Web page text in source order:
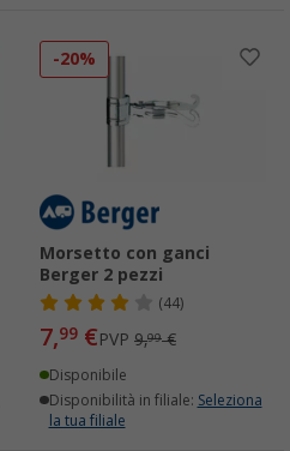
-20%
Morsetto con ganci
Berger 2 pezzi
(44)
7,99 €PVP 9,99€
Disponibile
Disponibilità in filiale: Seleziona
la tua filiale